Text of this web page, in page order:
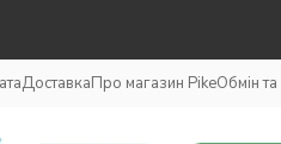
ДоставкаПро магазин PikeОбмін